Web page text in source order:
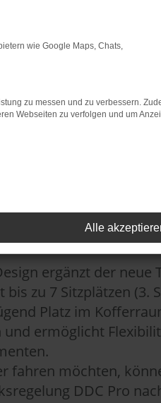
kombiniert: 180-167 g/
kombiniert: 180-167 g/km; CO₂-
ergänzt der neue
zu 7 Sitzplätzen (3.
Platz im
ermöglicht
fahren möchten,
DDC Pro
wie Google Maps, Chats,
zu messen und zu verbessern.
Webseiten zu verfolgen und um
Alle